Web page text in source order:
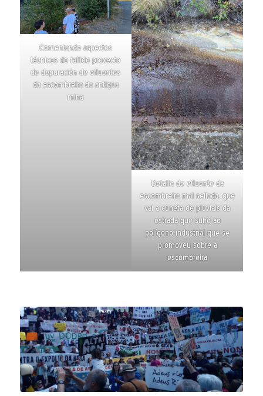
Comentando aspectos
técnicos do fallido proxecto
de depuración de efluentes
da escombreira da antigua
mina
Detalle de efluente da
escombreira mal sellada, que
vai a cuneta de pluviais da
estrada que sube ao
polígono industrial que se
promoveu sobre a
escombreira